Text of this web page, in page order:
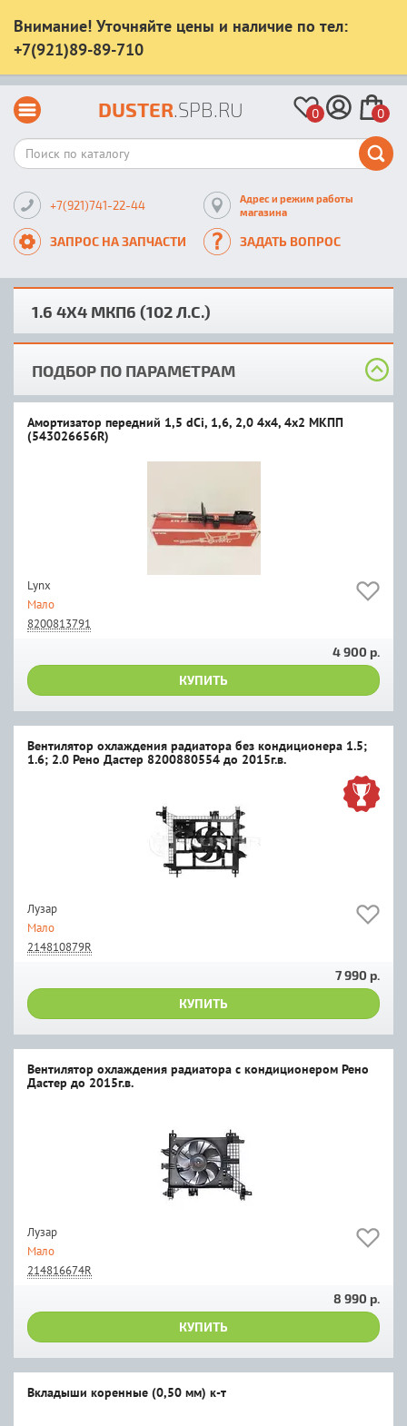
Внимание! Уточняйте цены и наличие по тел:
+7(921)89-89-710
DUSTER.SPB.RU 0 0
+7(921)741-22-44
Адрес и режим работы
магазина
ЗАПРОС НА ЗАПЧАСТИ ЗАДАТЬ ВОПРОС
1.6 4X4 MКП6 (102 Л.С.)
ПОДБОР ПО ПАРАМЕТРАМ
Амортизатор передний 1,5 dCi, 1,6, 2,0 4х4, 4х2 МКПП
(543026656R)
Lynx
Мало
8200813791
4 900 р.
КУПИТЬ
Вентилятор охлаждения радиатора без кондиционера 1.5;
1.6; 2.0 Рено Дастер 8200880554 до 2015г.в.
Лузар
Мало
214810879R
7 990 р.
КУПИТЬ
Вентилятор охлаждения радиатора с кондиционером Рено
Дастер до 2015г.в.
Лузар
Мало
214816674R
8 990 р.
КУПИТЬ
Вкладыши коренные (0,50 мм) к-т